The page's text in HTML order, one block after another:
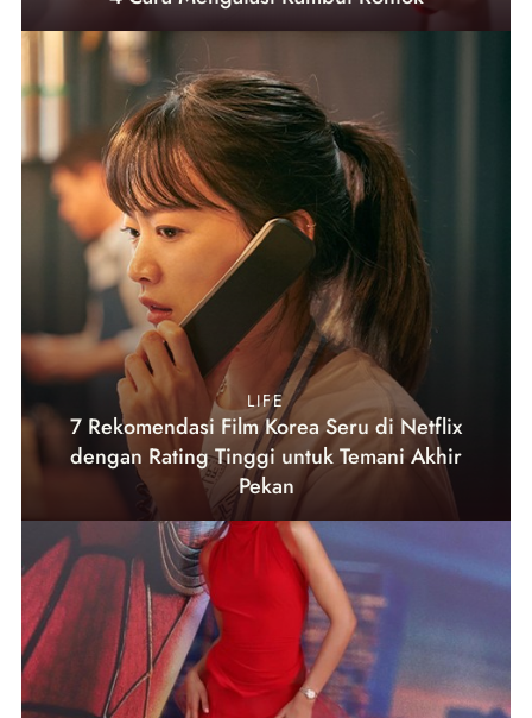
LIFE
7 Rekomendasi Film Korea Seru di Netflix
dengan Rating Tinggi untuk Temani Akhir
Pekan